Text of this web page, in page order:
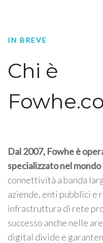
IN BREVE
Chi è
Dal 2007, Fowhe è
specializzato nel
connettività a banda
aziende, enti pubblici e
infrastruttura di rete
successo anche nelle
digital divide e